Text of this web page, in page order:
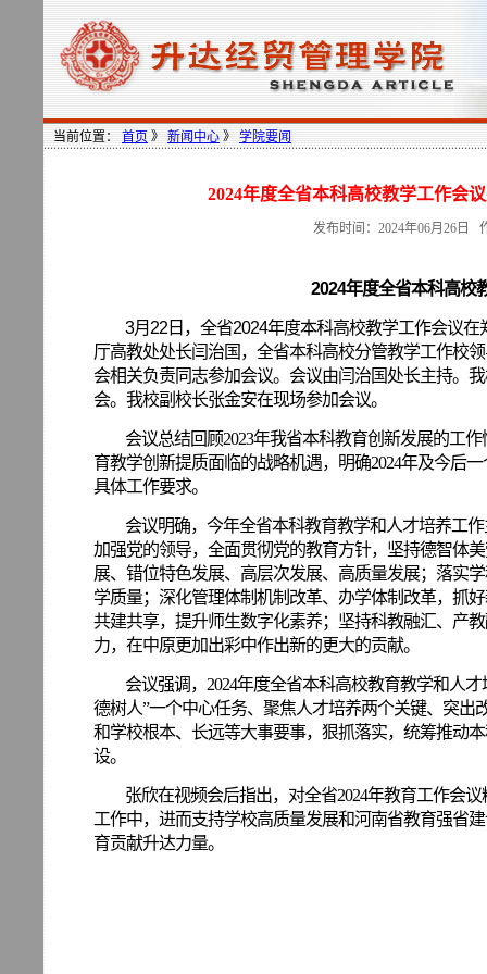
当前位置： 首页 》 新闻中心 》 学院要闻
2024年度全省本科高校教学工作会
发布时间：2024年06月26
2024年度全省本科高校
3月22日，全省2024年度本科高校教学工作会议
厅高教处处长闫治国，全省本科高校分管教学工作校
会相关负责同志参加会议。会议由闫治国处长主持。
会。我校副校长张金安在现场参加会议。
会议总结回顾2023年我省本科教育创新发展的工
育教学创新提质面临的战略机遇，明确2024年及今后
具体工作要求。
会议明确，今年全省本科教育教学和人才培养工
加强党的领导，全面贯彻党的教育方针，坚持德智体
展、错位特色发展、高层次发展、高质量发展；落实
学质量；深化管理体制机制改革、办学体制改革，抓
共建共享，提升师生数字化素养；坚持科教融汇、产
力，在中原更加出彩中作出新的更大的贡献。
会议强调， 2024年度全省本科高校教育教学和人
德树人”一个中心任务、聚焦人才培养两个关键、突
和学校根本、长远等大事要事，狠抓落实，统筹推动
设。
张欣在视频会后指出，对全省2024年教育工作会
工作中，进而支持学校高质量发展和河南省教育强省
育贡献升达力量。